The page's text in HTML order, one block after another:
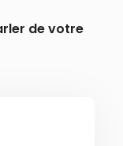
devotre